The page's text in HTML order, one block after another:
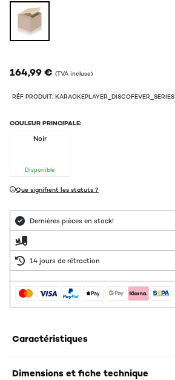
164,99 € (TVA incluse)
RÉF PRODUIT: KARAOKEPLAYER_DISCOFEVER_SERIES
COULEUR PRINCIPALE:
Noir
Disponible
Que signifient les statuts ?
Dernières pièces en stock!
14 jours de rétraction
Caractéristiques
Dimensions et fiche technique